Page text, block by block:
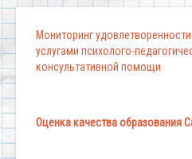
Мониторинг
услугами психолого-
консультативной помощи
Оценка качества образования